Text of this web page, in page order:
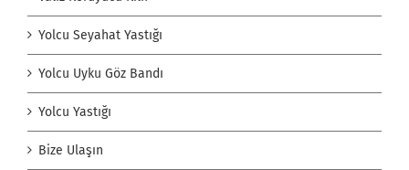
Yolcu Seyahat Yastığı
Yolcu Uyku Göz Bandı
Yolcu Yastığı
Bize Ulaşın